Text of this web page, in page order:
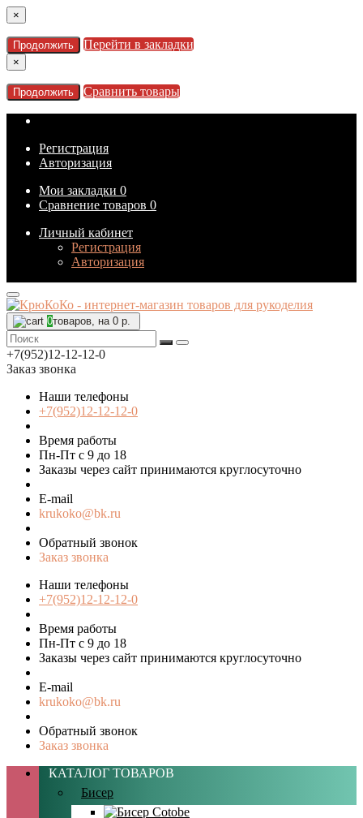
×
Продолжить Перейти в закладки
×
Продолжить Сравнить товары
Регистрация
Авторизация
Мои закладки 0
Сравнение товаров 0
Личный кабинет
Регистрация
Авторизация
0товаров, на 0 р.
+7(952)12-12-12-0
Заказ звонка
Наши телефоны
+7(952)12-12-12-0
Время работы
Пн-Пт с 9 до 18
Заказы через сайт принимаются круглосуточно
E-mail
krukoko@bk.ru
Обратный звонок
Заказ звонка
Наши телефоны
+7(952)12-12-12-0
Время работы
Пн-Пт с 9 до 18
Заказы через сайт принимаются круглосуточно
E-mail
krukoko@bk.ru
Обратный звонок
Заказ звонка
КАТАЛОГ ТОВАРОВ
Бисер